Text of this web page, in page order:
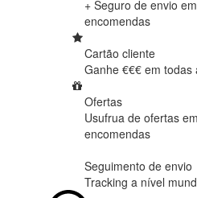
+ Seguro de envio em
encomendas
Cartão cliente
Ganhe €€€ em todas
Ofertas
Usufrua de ofertas em
encomendas
Seguimento de envio
Tracking a nível